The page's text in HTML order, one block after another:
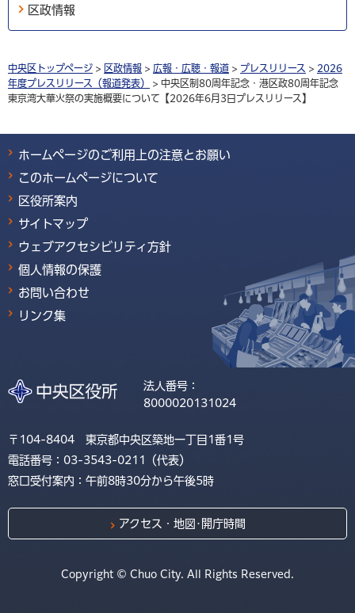
区政情報
中央区トップページ > 区政情報 > 広報・広聴・報道 > プレスリリース > 2026
年度プレスリリース（報道発表）
> 中央区制80周年記念・港区政80周年記念
東京湾大華火祭の実施概要について【2026年6月3日プレスリリース】
ホームページのご利用上の注意とお願い
このホームページについて
区役所案内
サイトマップ
ウェブアクセシビリティ方針
個人情報の保護
お問い合わせ
リンク集
法人番号：
8000020131024
〒104-8404 東京都中央区築地一丁目1番1号
電話番号：03-3543-0211（代表）
窓口受付案内：午前8時30分から午後5時
アクセス・地図･開庁時間
Copyright © Chuo City. All Rights Reserved.